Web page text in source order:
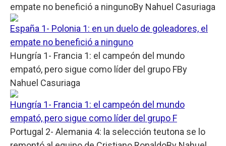
empate no benefició a ningunoBy Nahuel Casuriaga
España 1- Polonia 1: en un duelo de goleadores, el
empate no benefició a ninguno
Hungría 1- Francia 1: el campeón del mundo
empató, pero sigue como líder del grupo FBy
Nahuel Casuriaga
Hungría 1- Francia 1: el campeón del mundo
empató, pero sigue como líder del grupo F
Portugal 2- Alemania 4: la selección teutona se lo